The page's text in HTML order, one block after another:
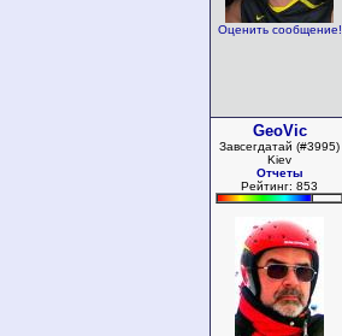
Оценить сообщение!
GeoVic
Завсегдатай (#3995)
Kiev
Отчеты
Рейтинг: 853